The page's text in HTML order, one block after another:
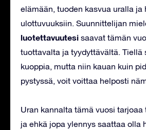
elämään, tuoden kasvua uralla ja
ulottuvuuksiin. Suunnittelijan
luotettavuutesi saavat tämän
tuottavalta ja tyydyttävältä. Tiellä
kuoppia, mutta niin kauan kuin
pystyssä, voit voittaa helposti
Uran kannalta tämä vuosi
ja ehkä jopa ylennys saattaa olla